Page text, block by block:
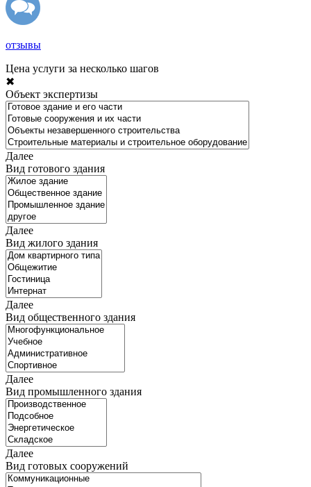
отзывы
Цена услуги за несколько шагов
✖
Объект экспертизы
Далее
Вид готового здания
Далее
Вид жилого здания
Далее
Вид общественного здания
Далее
Вид промышленного здания
Далее
Вид готовых сооружений